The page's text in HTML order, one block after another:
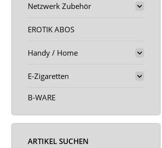
Netzwerk Zubehör
EROTIK ABOS
Handy / Home
E-Zigaretten
B-WARE
ARTIKEL SUCHEN